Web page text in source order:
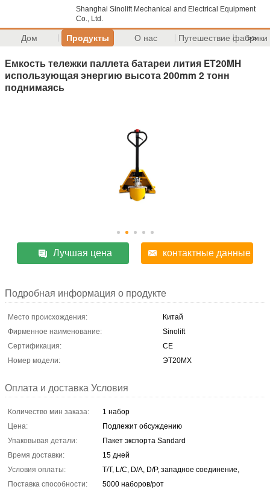
Shanghai Sinolift Mechanical and Electrical Equipment
Co., Ltd.
Дом Продукты О нас Путешествие фабрики
>>
Емкость тележки паллета батареи лития ET20MH
использующая энергию высота 200mm 2 тонн
поднимаясь
Лучшая цена контактные данные
Подробная информация о продукте
Место происхождения:
Китай
Фирменное наименование:
Sinolift
Сертификация:
CE
Номер модели:
ЭТ20МХ
Оплата и доставка Условия
Количество мин заказа:
1 набор
Цена:
Подлежит обсуждению
Упаковывая детали:
Пакет экспорта Sandard
Время доставки:
15 дней
Условия оплаты:
T/T, L/C, D/A, D/P, западное соединение,
Поставка способности:
5000 наборов/рот